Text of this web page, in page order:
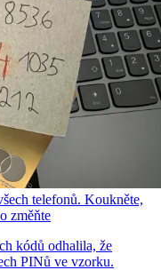
telefonů. Koukněte,
změňte
kódů odhalila, že
PINů ve vzorku.